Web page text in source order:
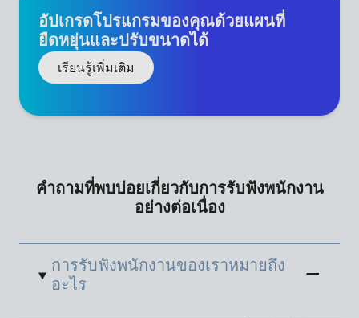
อัปเกรดโปรแกรมของคุณด้วยแผนที่
ยืดหยุ่นและปรับขนาดได้
เรียนรู้เพิ่มเติม
คำถามที่พบบ่อยเกี่ยวกับการรับฟังพนักงาน
อย่างต่อเนื่อง
การรับฟังพนักงานของเราหมายถึง
อะไร